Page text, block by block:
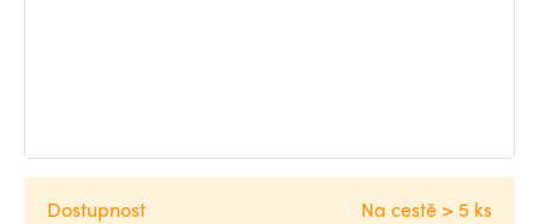
Dostupnost Na cestě > 5 ks